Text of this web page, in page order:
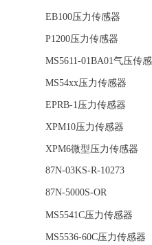
EB100压力传感器
P1200压力传感器
MS5611-01BA01气压传
MS54xx压力传感器
EPRB-1压力传感器
XPM10压力传感器
XPM6微型压力传感器
87N-03KS-R-10273
87N-5000S-OR
MS5541C压力传感器
MS5536-60C压力传感器